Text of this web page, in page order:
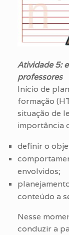
Atividade 5:
professores
Início de
formação
situação de
importância
definir o
envolvidos;
conteúdo a
Nesse
conduzir a